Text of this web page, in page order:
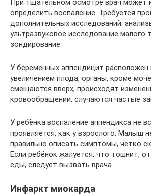
При тщательном осмотре врач может
определить воспаление. Требуется
дополнительных исследований:
ультразвуковое исследование малого
зондирование.
У беременных аппендицит
увеличением плода, органы, кроме
смещаются вверх, происходят
кровообращении, случаются частые
У ребёнка воспаление аппендикса не
проявляется, как у взрослого. Малыш
правильно описать симптомы, чётко
Если ребёнок жалуется, что тошнит,
еды, следует вызвать врача.
Инфаркт миокарда